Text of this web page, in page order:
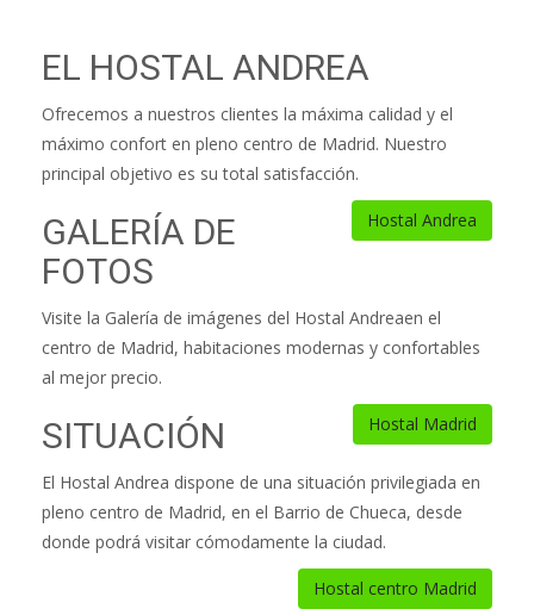
EL HOSTAL ANDREA
Ofrecemos a nuestros clientes la máxima calidad y el
máximo confort en pleno centro de Madrid. Nuestro
principal objetivo es su total satisfacción.
Hostal Andrea
GALERÍA DE
FOTOS
Visite la Galería de imágenes del Hostal Andreaen el
centro de Madrid, habitaciones modernas y confortables
al mejor precio.
Hostal Madrid
SITUACIÓN
El Hostal Andrea dispone de una situación privilegiada en
pleno centro de Madrid, en el Barrio de Chueca, desde
donde podrá visitar cómodamente la ciudad.
Hostal centro Madrid